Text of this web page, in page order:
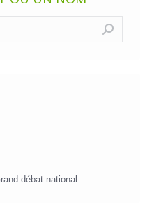
débat national